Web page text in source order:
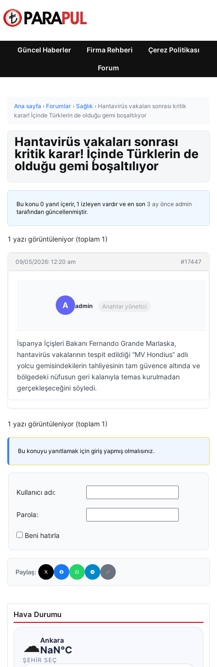
Güncel Haberler Firma Rehberi Çerez Politikası
Forum
Ana sayfa › Forumlar › Sağlık › Hantavirüs vakaları sonrası kritik
karar! İçinde Türklerin de olduğu gemi boşaltılıyor
Hantavirüs vakaları sonrası
kritik karar! İçinde Türklerin de
olduğu gemi boşaltılıyor
Bu konu 0 yanıt içerir, 1 izleyen vardır ve en son 3 ay önce admin
tarafından güncellenmiştir.
1 yazı görüntüleniyor (toplam 1)
09/05/2026: 12:20 am #17447
A admin Anahtar yönetici
İspanya İçişleri Bakanı Fernando Grande Marlaska,
hantavirüs vakalarının tespit edildiği “MV Hondius” adlı
yolcu gemisindekilerin tahliyesinin tam güvence altında ve
bölgedeki nüfusun geri kalanıyla temas kurulmadan
gerçekleşeceğini söyledi.
1 yazı görüntüleniyor (toplam 1)
Bu konuyu yanıtlamak için giriş yapmış olmalısınız.
Kullanıcı adı:
Parola:
Beni hatırla
Paylaş:
Hava Durumu
☁Ankara
NaN°C
ŞEHIR SEÇ